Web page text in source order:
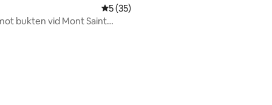
5 av 5 i genomsnittligt betyg, 35
5 (35)
bukten vid Mont Saint